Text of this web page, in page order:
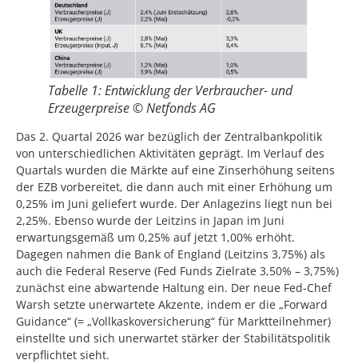
Tabelle 1: Entwicklung der Verbraucher- und
Erzeugerpreise © Netfonds AG
Das 2. Quartal 2026 war bezüglich der Zentralbankpolitik
von unterschiedlichen Aktivitäten geprägt. Im Verlauf des
Quartals wurden die Märkte auf eine Zinserhöhung seitens
der EZB vorbereitet, die dann auch mit einer Erhöhung um
0,25% im Juni geliefert wurde. Der Anlagezins liegt nun bei
2,25%. Ebenso wurde der Leitzins in Japan im Juni
erwartungsgemäß um 0,25% auf jetzt 1,00% erhöht.
Dagegen nahmen die Bank of England (Leitzins 3,75%) als
auch die Federal Reserve (Fed Funds Zielrate 3,50% – 3,75%)
zunächst eine abwartende Haltung ein. Der neue Fed-Chef
Warsh setzte unerwartete Akzente, indem er die „Forward
Guidance“ (= „Vollkaskoversicherung“ für Marktteilnehmer)
einstellte und sich unerwartet stärker der Stabilitätspolitik
verpflichtet sieht.